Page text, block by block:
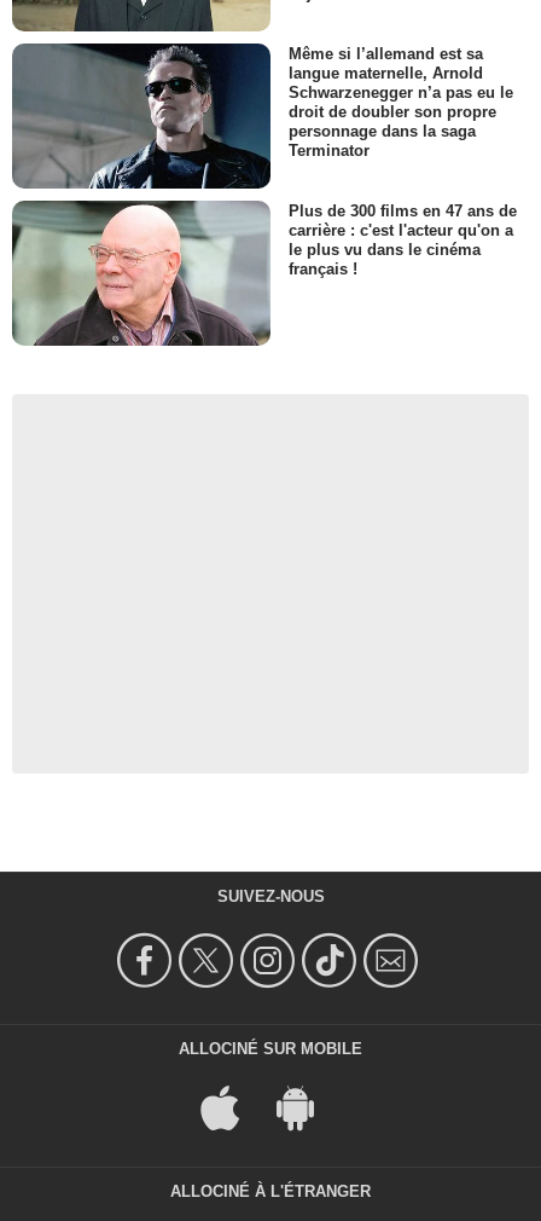
Même si l’allemand est sa
langue maternelle, Arnold
Schwarzenegger n’a pas eu le
droit de doubler son propre
personnage dans la saga
Terminator
Plus de 300 films en 47 ans de
carrière : c'est l'acteur qu'on a
le plus vu dans le cinéma
français !
SUIVEZ-NOUS
ALLOCINÉ SUR MOBILE
ALLOCINÉ À L'ÉTRANGER